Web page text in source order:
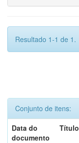
Resultado 1-1 de 1.
Conjunto de itens:
Data do
documento
Título